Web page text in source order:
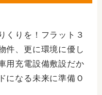
くりを！フラット３
件、更に環境に優し
用充電設備敷設だか
になる未来に準備Ｏ